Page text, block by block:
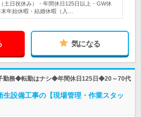
土日祝休み）・年間休日125日以上・GW休
年始休暇・結婚休暇（入…
気になる
勤務◆転勤はナシ◆年間休日125日◆20～70代
生設備工事の【現場管理・作業スタッ